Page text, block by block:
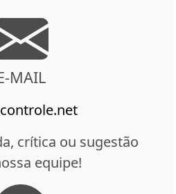
MAIL
crítica ou sugestão
equipe!